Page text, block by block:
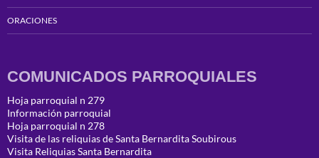
ORACIONES
COMUNICADOS PARROQUIALES
Hoja parroquial n 279
Información parroquial
Hoja parroquial n 278
Visita de las reliquias de Santa Bernardita Soubirous
Visita Reliquias Santa Bernardita